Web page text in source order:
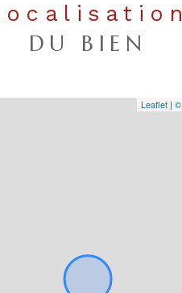
Localisation
DU BIEN
Leaflet | ©